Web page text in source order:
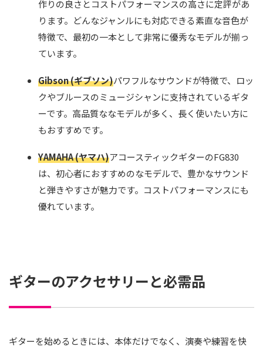
作りの良さとコストパフォーマンスの高さに定評があ
ります。どんなジャンルにも対応できる素直な音色が
特徴で、最初の一本として非常に優秀なモデルが揃っ
ています。
Gibson (ギブソン)パワフルなサウンドが特徴で、ロッ
クやブルースのミュージシャンに支持されているギタ
ーです。高品質ななモデルが多く、長く使いたい方に
もおすすめです。
YAMAHA (ヤマハ)アコースティックギターのFG830
は、初心者におすすめのなモデルで、豊かなサウンド
と弾きやすさが魅力です。コストパフォーマンスにも
優れています。
ギターのアクセサリーと必需品
ギターを始めるときには、本体だけでなく、演奏や練習を快